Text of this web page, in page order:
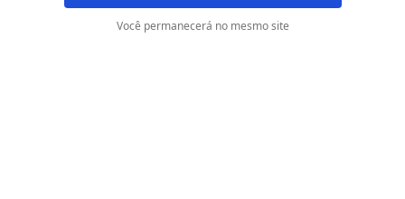
Você permanecerá no mesmo site